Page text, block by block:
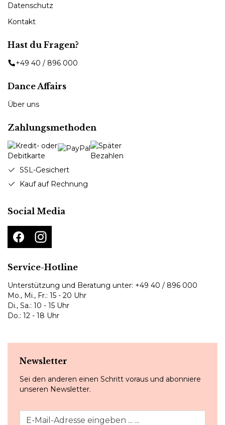
Datenschutz
Kontakt
Hast du Fragen?
+49 40 / 896 000
Dance Affairs
Über uns
Zahlungsmethoden
SSL-Gesichert
Kauf auf Rechnung
Social Media
Service-Hotline
Unterstützung und Beratung unter: +49 40 / 896 000
Mo., Mi., Fr.: 15 - 20 Uhr
Di., Sa.: 10 - 15 Uhr
Do.: 12 - 18 Uhr
Newsletter
Sei den anderen einen Schritt voraus und abonniere
unseren Newsletter.